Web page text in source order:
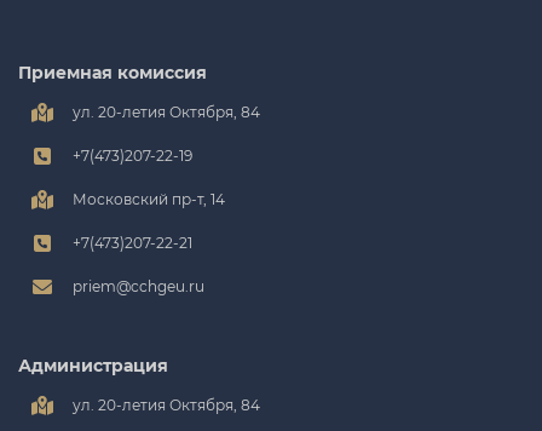
Приемная комиссия
ул. 20-летия Октября, 84
+7(473)207-22-19
Московский пр-т, 14
+7(473)207-22-21
priem@cchgeu.ru
Администрация
ул. 20-летия Октября, 84